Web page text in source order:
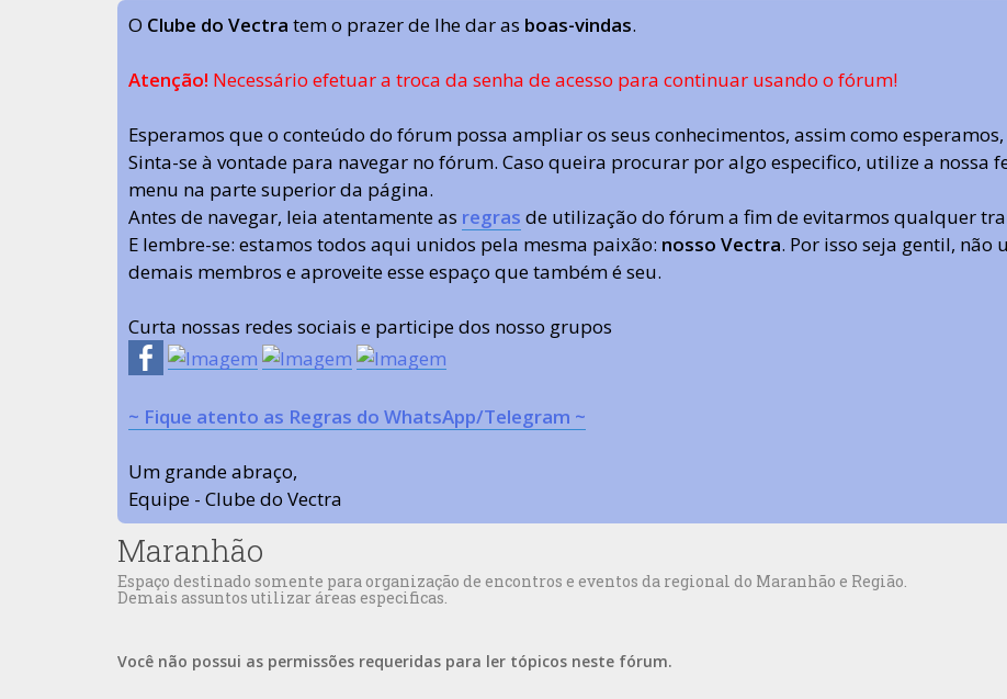
O Clube do Vectra tem o prazer de lhe dar as boas-vindas.
Atenção! Necessário efetuar a troca da senha de acesso para continuar usando o fórum!
Esperamos que o conteúdo do fórum possa ampliar os seus conhecimentos, assim como
Sinta-se à vontade para navegar no fórum. Caso queira procurar por algo especifico, utilize a nossa
menu na parte superior da página.
Antes de navegar, leia atentamente as regras de utilização do fórum a fim de evitarmos qualquer
E lembre-se: estamos todos aqui unidos pela mesma paixão: nosso Vectra. Por isso seja gentil,
demais membros e aproveite esse espaço que também é seu.
Curta nossas redes sociais e participe dos nosso grupos
~ Fique atento as Regras do WhatsApp/Telegram ~
Um grande abraço,
Equipe - Clube do Vectra
Maranhão
Espaço destinado somente para organização de encontros e eventos da regional do Maranhão e Região.
Demais assuntos utilizar áreas especificas.
Você não possui as permissões requeridas para ler tópicos neste fórum.